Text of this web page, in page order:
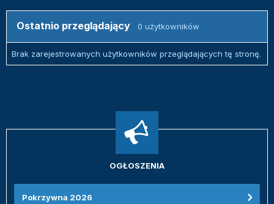
Ostatnio przeglądający 0 użytkowników
Brak zarejestrowanych użytkowników przeglądających tę stronę.
OGŁOSZENIA
Pokrzywna 2026